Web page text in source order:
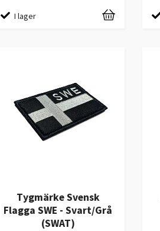
I lager
Tygmärke Svensk
Flagga SWE - Svart/Grå
(SWAT)